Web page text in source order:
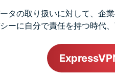
タの取り扱いに対して、企
ーに自分で責任を持つ時代